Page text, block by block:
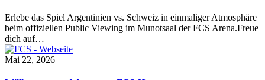
Erlebe das Spiel Argentinien vs. Schweiz in einmaliger Atmosphäre
beim offiziellen Public Viewing im Munotsaal der FCS Arena.Freue
dich auf…
Mai 22, 2026